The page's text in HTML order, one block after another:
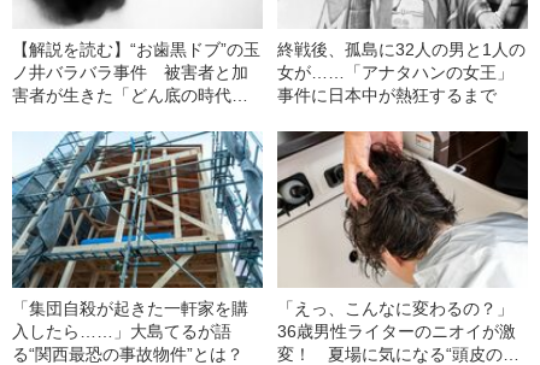
【解説を読む】“お歯黒ドブ”の玉
ノ井バラバラ事件 被害者と加
害者が生きた「どん底の時代」
終戦後、孤島に32人の男と1人の
女が……「アナタハンの女王」
事件に日本中が熱狂するまで
「集団自殺が起きた一軒家を購
入したら……」大島てるが語
る“関西最恐の事故物件”とは？
「えっ、こんなに変わるの？」
36歳男性ライターのニオイが激
変！ 夏場に気になる“頭皮のニ